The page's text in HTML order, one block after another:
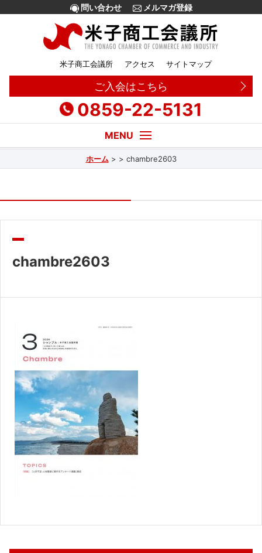
問い合わせ メルマガ登録
米子商工会議所 アクセス サイトマップ
ご入会はこちら
0859-22-5131
販路拡大
共済・福利厚生
証明書・申請
職員採用
情報
ホーム > > chambre2603
chambre2603